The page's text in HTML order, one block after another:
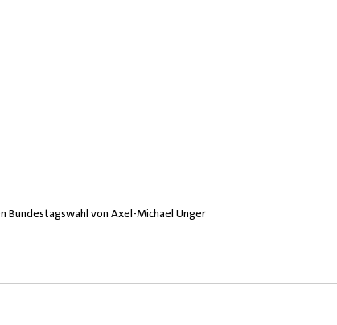
Bundestagswahl von Axel-Michael Unger